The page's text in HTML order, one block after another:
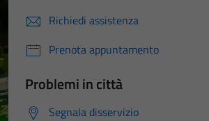
Richiedi assistenza
Prenota appuntamento
Problemi in città
Segnala disservizio